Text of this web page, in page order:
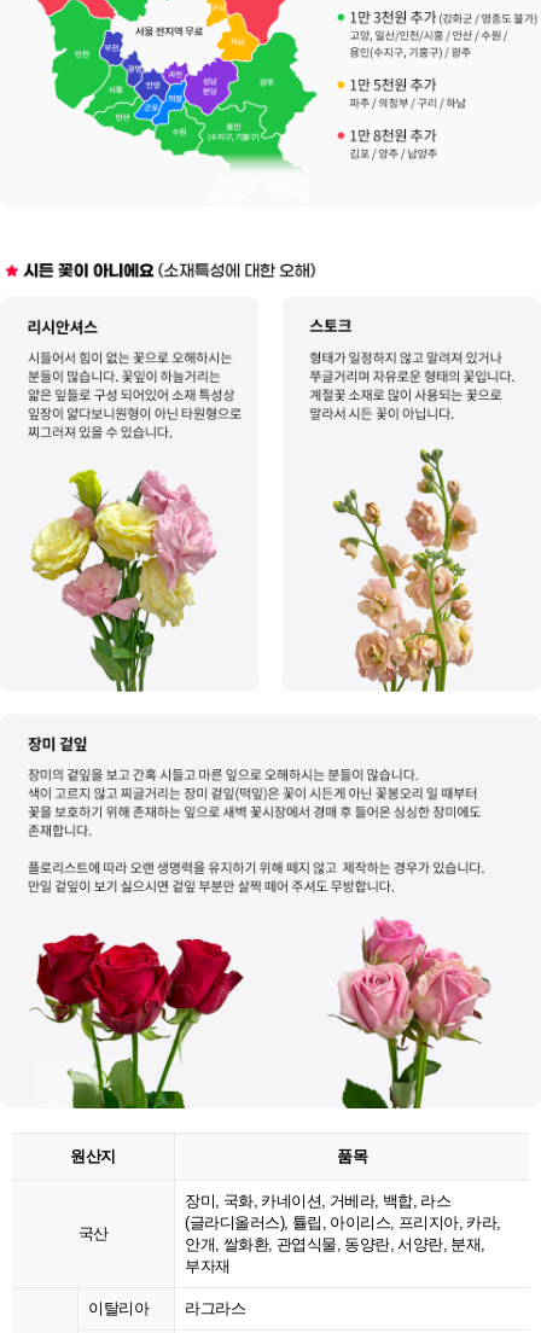
원산지 품목
국산
장미, 국화, 카네이션, 거베라, 백합, 라스
(글라디올러스), 튤립, 아이리스, 프리지아, 카라,
안개, 쌀화환, 관엽식물, 동양란, 서양란, 분재,
부자재
이탈리아 라그라스